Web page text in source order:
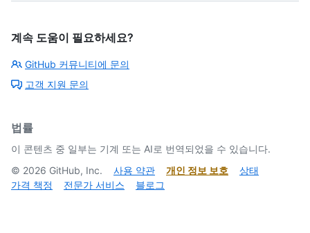
계속 도움이 필요하세요?
GitHub 커뮤니티에 문의
고객 지원 문의
법률
이 콘텐츠 중 일부는 기계 또는 AI로 번역되었을 수 있습니다.
© 2026 GitHub, Inc. 사용 약관 개인 정보 보호
상태
가격 책정
전문가 서비스 블로그